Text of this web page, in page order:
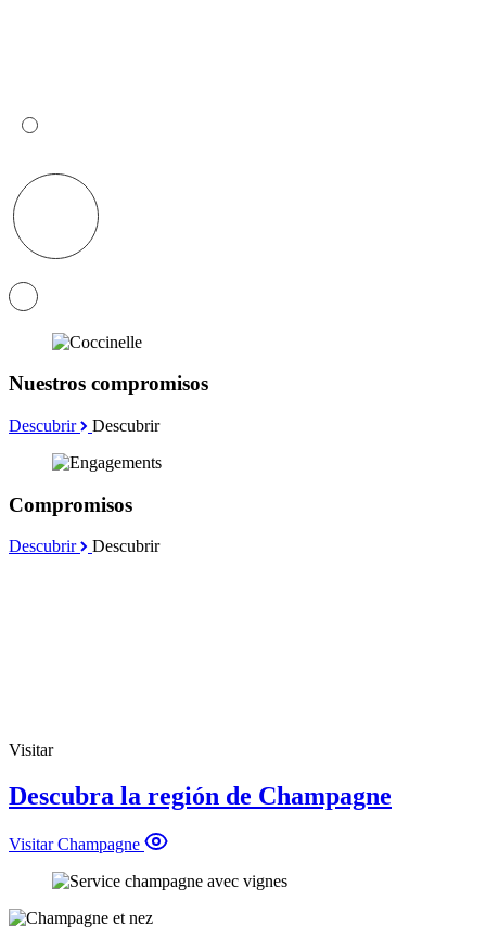
Nuestros compromisos
Descubrir Descubrir
Compromisos
Descubrir Descubrir
Visitar
Descubra la región de Champagne
Visitar Champagne